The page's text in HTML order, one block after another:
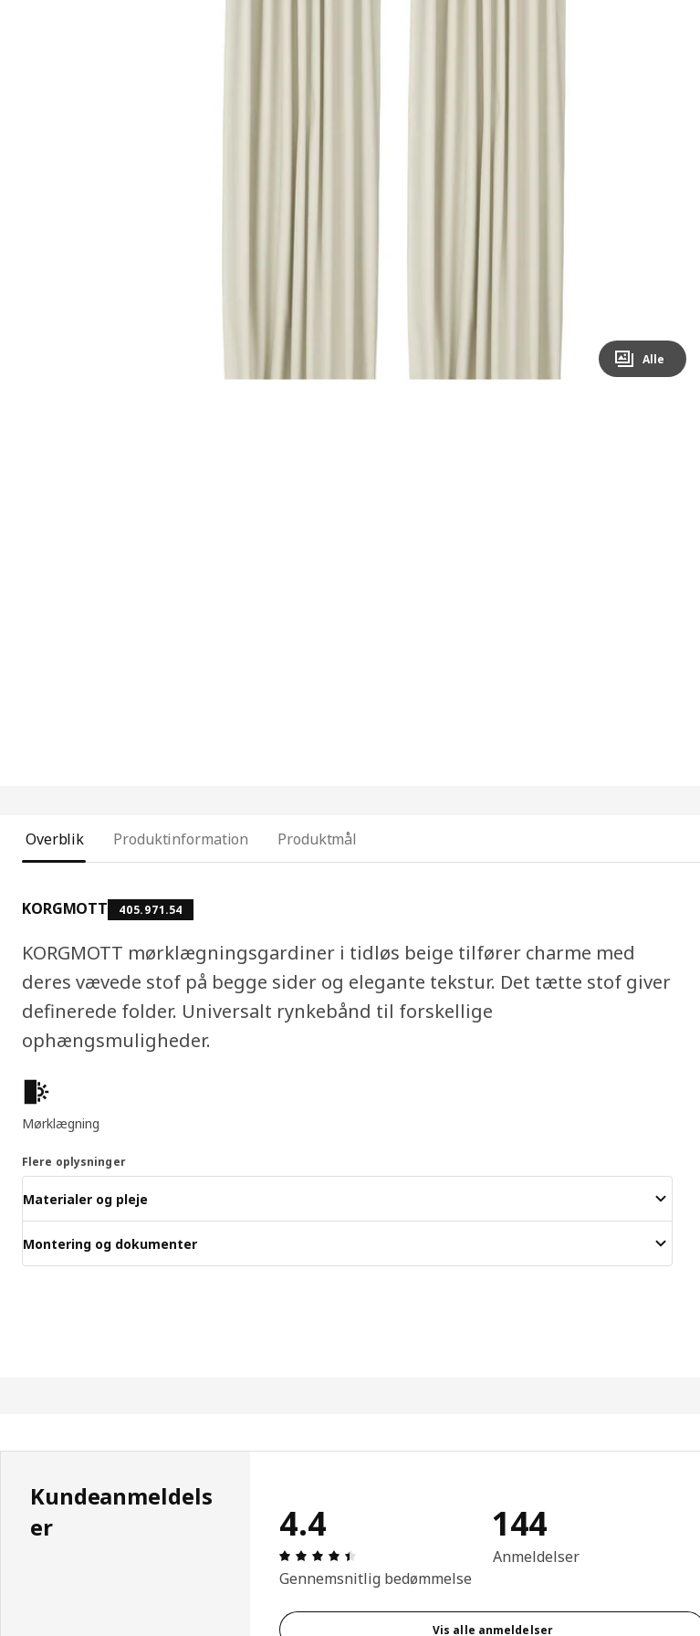
Alle
Overblik Produktinformation Produktmål
KORGMOTT 405.971.54
KORGMOTT mørklægningsgardiner i tidløs beige tilfører charme med
deres vævede stof på begge sider og elegante tekstur. Det tætte stof giver
definerede folder. Universalt rynkebånd til forskellige
ophængsmuligheder.
Produktfunktioner
Mørklægning
Flere oplysninger
Materialer og pleje
Montering og dokumenter
Kundeanmeldels
er
4.4
Anmeldelse: 4.4 Ud af 5 Stjerner. Anmeldelser i alt: 144
Gennemsnitlig bedømmelse
144
Anmeldelser
Vis alle anmeldelser